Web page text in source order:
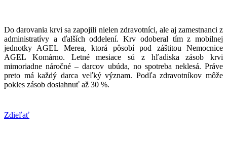
Do darovania krvi sa zapojili nielen zdravotníci, ale aj zamestnanci z
administratívy a ďalších oddelení. Krv odoberal tím z mobilnej
jednotky AGEL Merea, ktorá pôsobí pod záštitou Nemocnice
AGEL Komárno. Letné mesiace sú z hľadiska zásob krvi
mimoriadne náročné – darcov ubúda, no spotreba neklesá. Práve
preto má každý darca veľký význam. Podľa zdravotníkov môže
pokles zásob dosiahnuť až 30 %.
Zdieľať